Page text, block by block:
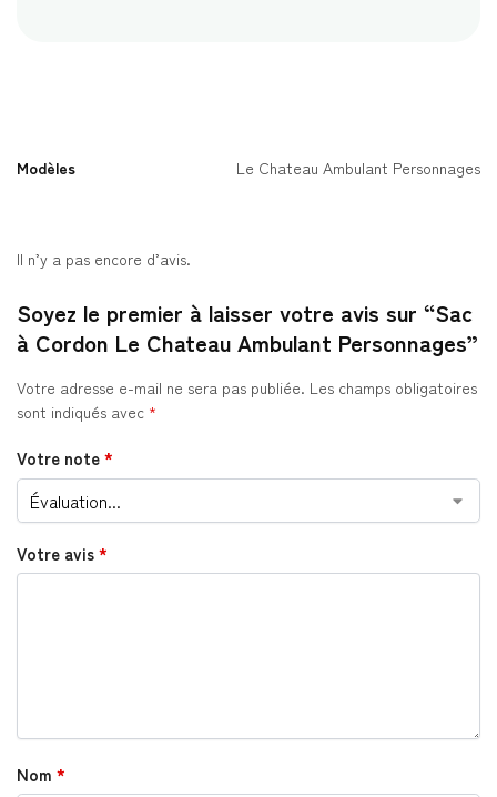
Modèles Le Chateau Ambulant Personnages
Il n’y a pas encore d’avis.
Soyez le premier à laisser votre avis sur “Sac
à Cordon Le Chateau Ambulant Personnages”
Votre adresse e-mail ne sera pas publiée. Les champs obligatoires
sont indiqués avec *
Votre note*
Votre avis*
Nom *